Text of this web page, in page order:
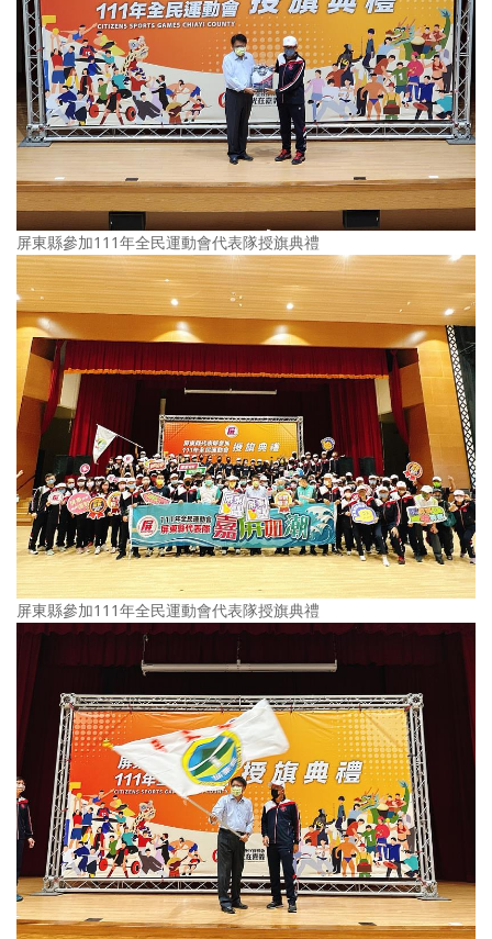
屏東縣參加111年全民運動會代表隊授旗典禮
屏東縣參加111年全民運動會代表隊授旗典禮